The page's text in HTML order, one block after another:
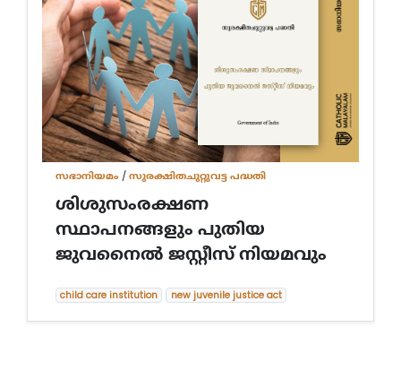
സഭാനിയമം /സുരക്ഷിതചുറ്റുവട്ട പദ്ധതി
ശിശുസംരക്ഷണ
സ്ഥാപനങ്ങളും പുതിയ
ജുവനൈല്‍ ജസ്റ്റീസ് നിയമവും
child care institution new juvenile justice act